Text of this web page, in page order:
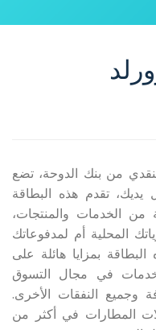
من بنك الدوحة، تضع
تقدم هذه البطاقة
من الخدمات والمنتجات،
المحلية أم لمدفوعاتك
بمزايا هائلة على
في مجال التسوق
وجميع النفقات الأخرى.
المطارات في أكثر من